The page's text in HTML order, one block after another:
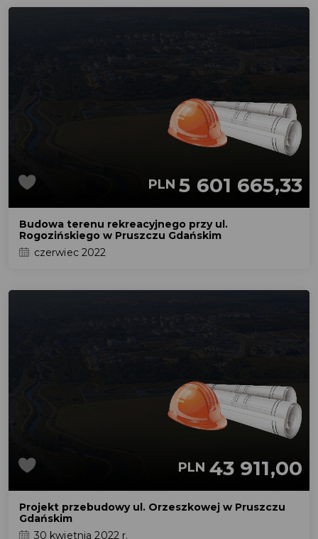
PLN 5 601 665,33
Budowa terenu rekreacyjnego przy ul.
Rogozińskiego w Pruszczu Gdańskim
czerwiec 2022
PLN 43 911,00
Projekt przebudowy ul. Orzeszkowej w Pruszczu
Gdańskim
30 kwietnia 2022 r.